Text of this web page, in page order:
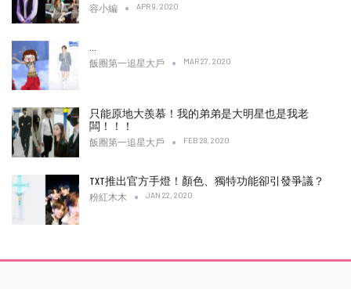
容小編 APR 9, 2020
飯圈第一追星大戶 MAR 27, 2020
只能原地大羨慕！我的弟弟是大明星也是我老
闆！！！
飯圈第一追星大戶 FEB 28, 2020
TXT推出官方手燈！顏色、獨特功能卻引發爭議？
粉紅木木 JAN 22, 2020